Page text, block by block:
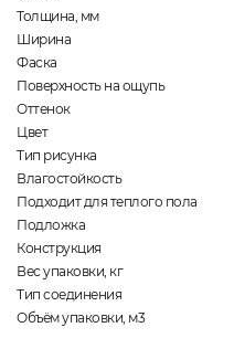
Толщина, мм
Ширина
Фаска
Поверхность на ощупь
Оттенок
Цвет
Тип рисунка
Влагостойкость
Подходит для теплого пола
Подложка
Конструкция
Вес упаковки, кг
Тип соединения
Объём упаковки, м3